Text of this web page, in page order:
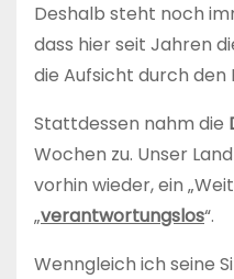
Deshalb steht noch
dass hier seit Jahren
die Aufsicht durch
Stattdessen nahm die
Wochen zu. Unser
vorhin wieder, ein
„verantwortungslos“.
Wenngleich ich seine